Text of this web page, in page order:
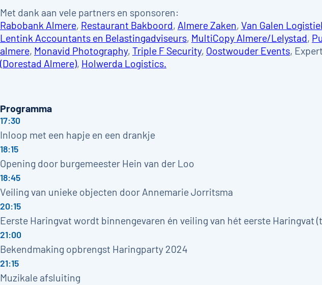
Met dank aan vele partners en sponsoren:
Rabobank Almere, Restaurant Bakboord, Almere Zaken, Van Galen
Lentink Accountants en Belastingadviseurs, MultiCopy Almere/Lelystad,
almere, Monavid Photography, Triple F Security, Oostwouder Events,
(Dorestad Almere), Holwerda Logistics.
Programma
17:30
Inloop met een hapje en een drankje
18:15
Opening door burgemeester Hein van der Loo
18:45
Veiling van unieke objecten door Annemarie Jorritsma
20:15
Eerste Haringvat wordt binnengevaren én veiling van hét eerste Haringvat
21:00
Bekendmaking opbrengst Haringparty 2024
21:15
Muzikale afsluiting